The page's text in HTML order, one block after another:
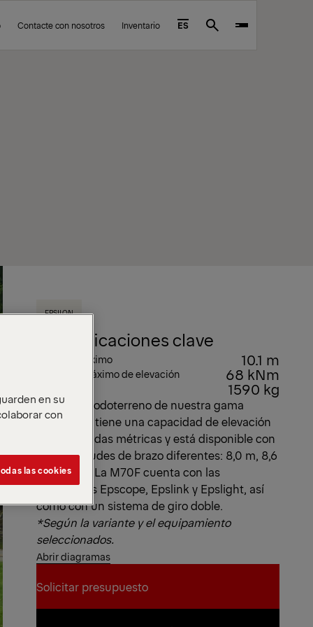
Contacte con nosotros Inventario ES Search
EPSILON
Especificaciones clave
Alcance máximo 10.1 m
Momento máximo de elevación 68 kNm
1590 kg
Esta grúa todoterreno de nuestra gama
Epsolution tiene una capacidad de elevación
de 7 toneladas métricas y está disponible con
tres longitudes de brazo diferentes: 8,0 m, 8,6
m y 10,1 m. La M70F cuenta con las
tecnologías Epscope, Epslink y Epslight, así
como con un sistema de giro doble.
*Según la variante y el equipamiento
seleccionados.
Abrir diagramas
Solicitar presupuesto
en su
con
las cookies